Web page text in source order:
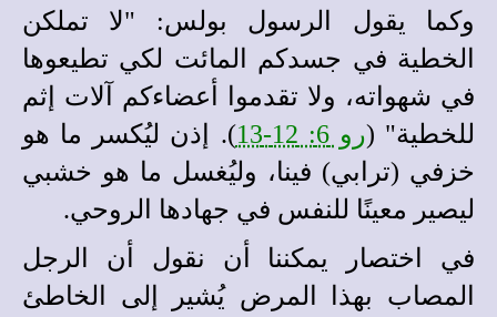
وكما يقول الرسول بولس: "لا تملكن
الخطية في جسدكم المائت لكي تطيعوها
في شهواته، ولا تقدموا أعضاءكم آلات إثم
للخطية" (رو 6: 12-13
). إذن ليُكسر ما هو
خزفي (ترابي) فينا، وليُغسل ما هو خشبي
ليصير معينًا للنفس في جهادها الروحي.
في اختصار يمكننا أن نقول أن الرجل
المصاب بهذا المرض يُشير إلى الخاطئ